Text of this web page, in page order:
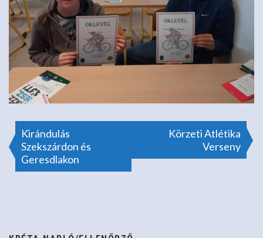
Bejegyzés
navigáció
Kirándulás
Szekszárdon és
Geresdlakon
Körzeti Atlétika
Verseny